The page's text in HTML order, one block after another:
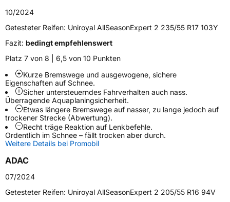
Fahrzeugtyp
VerwendungGanzjahresreifen
ModellnameAllSeasonExpert 2
Fahrzeugart PKW & SUV
Weitere Eigenschaften
SchlauchtypTL
ZustandNeureifen
M+SJa
Verstärkt
10/2024
Getesteter Reifen: Uniroyal AllSeasonExpert 2 235/55 R17 103Y
Fazit: bedingt empfehlenswert
Platz 7 von 8 | 6,5 von 10 Punkten
Kurze Bremswege und ausgewogene, sichere
Eigenschaften auf Schnee.
Sicher untersteuerndes Fahrverhalten auch nass.
Überragende Aquaplaningsicherheit.
Etwas längere Bremswege auf nasser, zu lange jedoch auf
trockener Strecke (Abwertung).
Recht träge Reaktion auf Lenkbefehle.
Ordentlich im Schnee – fällt trocken aber durch.
Weitere Details bei Promobil
ADAC
07/2024
Getesteter Reifen: Uniroyal AllSeasonExpert 2 205/55 R16 94V